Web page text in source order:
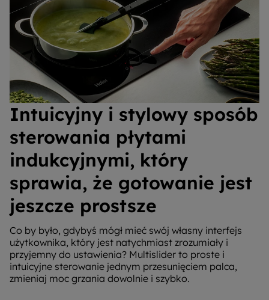
Intuicyjny i stylowy sposób
sterowania płytami
indukcyjnymi, który
sprawia, że gotowanie jest
jeszcze prostsze
Co by było, gdybyś mógł mieć swój własny interfejs
użytkownika, który jest natychmiast zrozumiały i
przyjemny do ustawienia? Multislider to proste i
intuicyjne sterowanie jednym przesunięciem palca,
zmieniaj moc grzania dowolnie i szybko.